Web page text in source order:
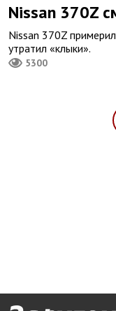
Nissan 370Z
Nissan 370Z
утратил «клыки».
5300